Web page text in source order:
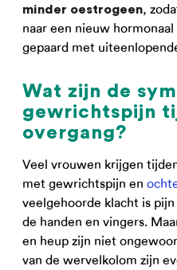
minder oestrogeen,
naar een nieuw
gepaard met
Wat zijn de
gewrichtspijn
overgang?
Veel vrouwen krijgen
met gewrichtspijn en
veelgehoorde klacht is
de handen en vingers.
en heup zijn niet
van de wervelkolom zijn